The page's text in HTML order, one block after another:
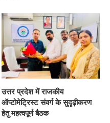
उत्तर प्रदेश में राजकीय
ऑप्टोमेट्रिस्ट संवर्ग के सुदृढ़ीकरण
हेतु महत्वपूर्ण बैठक